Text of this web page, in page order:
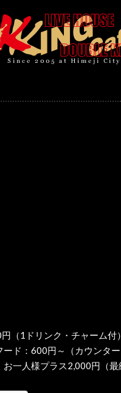
（1ドリンク・チャーム付）
ド：600円～（カウンター
一人様プラス2,000円（最